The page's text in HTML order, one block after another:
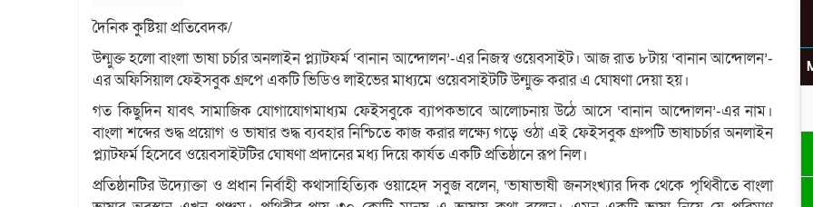
দৈনিক কুষ্টিয়া প্রতিবেদক/
উন্মুক্ত হলো বাংলা ভাষা চর্চার অনলাইন প্ল্যাটফর্ম ‘বানান আন্দোলন’-এর নিজস্ব ওয়েবসাইট। আজ রাত ৮টায় ‘বানান আন্দোলন’-
এর অফিসিয়াল ফেইসবুক গ্রুপে একটি ভিডিও লাইভের মাধ্যমে ওয়েবসাইটটি উন্মুক্ত করার এ ঘোষণা দেয়া হয়।
গত কিছুদিন যাবৎ সামাজিক যোগাযোগমাধ্যম ফেইসবুকে ব্যাপকভাবে আলোচনায় উঠে আসে ‘বানান আন্দোলন’-এর নাম।
বাংলা শব্দের শুদ্ধ প্রয়োগ ও ভাষার শুদ্ধ ব্যবহার নিশ্চিতে কাজ করার লক্ষ্যে গড়ে ওঠা এই ফেইসবুক গ্রুপটি ভাষাচর্চার অনলাইন
প্ল্যাটফর্ম হিসেবে ওয়েবসাইটটির ঘোষণা প্রদানের মধ্য দিয়ে কার্যত একটি প্রতিষ্ঠানে রূপ নিল।
প্রতিষ্ঠানটির উদ্যোক্তা ও প্রধান নির্বাহী কথাসাহিত্যিক ওয়াহেদ সবুজ বলেন, ‘ভাষাভাষী জনসংখ্যার দিক থেকে পৃথিবীতে বাংলা